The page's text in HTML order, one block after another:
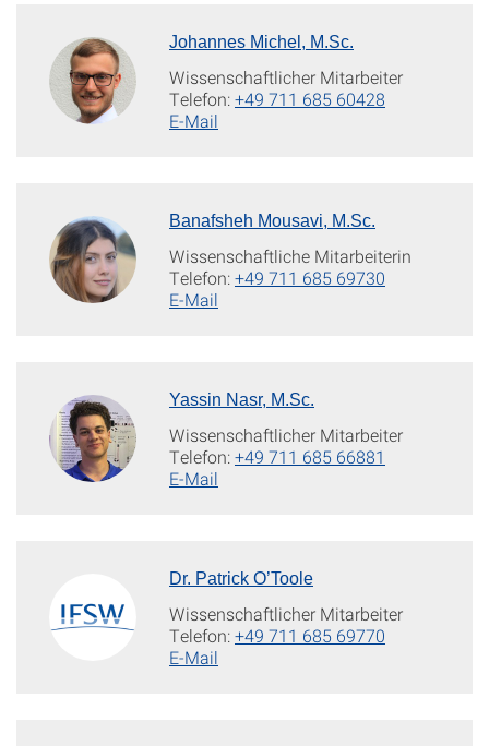
Johannes Michel, M.Sc.
Wissenschaftlicher Mitarbeiter
Telefon:+49 711 685 60428
E-Mail
Banafsheh Mousavi, M.Sc.
Wissenschaftliche Mitarbeiterin
Telefon:+49 711 685 69730
E-Mail
Yassin Nasr, M.Sc.
Wissenschaftlicher Mitarbeiter
Telefon:+49 711 685 66881
E-Mail
Dr. Patrick O’Toole
Wissenschaftlicher Mitarbeiter
Telefon:+49 711 685 69770
E-Mail